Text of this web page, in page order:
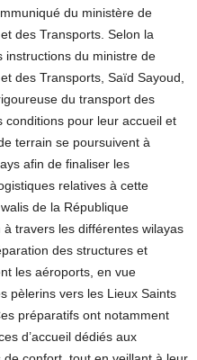
du ministère de
des Transports. Selon la
instructions du ministre de
des Transports, Saïd Sayoud,
du transport des
conditions pour leur accueil et
terrain se poursuivent à
afin de finaliser les
relatives à cette
de la République
travers les différentes wilayas
des structures et
les aéroports, en vue
pèlerins vers les Lieux Saints
préparatifs ont notamment
d’accueil dédiés aux